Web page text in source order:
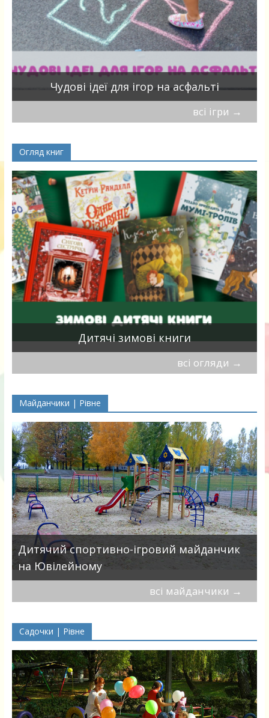
Чудові ідеї для ігор на асфальті
всі ігри →
Огляд книг
Дитячі зимові книги
всі огляди →
Майданчики | Рівне
Дитячий спортивно-ігровий майданчик
на Ювілейному
всі майданчики →
Садочки | Рівне